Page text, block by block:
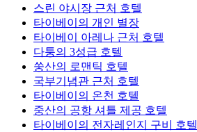
스린 야시장 근처 호텔
타이베이의 개인 별장
타이베이 아레나 근처 호텔
다퉁의 3성급 호텔
쑹산의 로맨틱 호텔
국부기념관 근처 호텔
타이베이의 온천 호텔
중산의 공항 셔틀 제공 호텔
타이베이의 전자레인지 구비 호텔